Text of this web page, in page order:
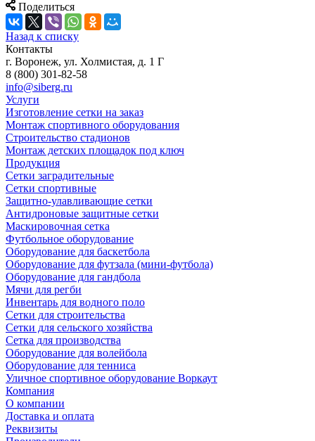
Поделиться
Назад к списку
Контакты
г. Воронеж, ул. Холмистая, д. 1 Г
8 (800) 301-82-58
info@siberg.ru
Услуги
Изготовление сетки на заказ
Монтаж спортивного оборудования
Строительство стадионов
Монтаж детских площадок под ключ
Продукция
Сетки заградительные
Сетки спортивные
Защитно-улавливающие сетки
Антидроновые защитные сетки
Маскировочная сетка
Футбольное оборудование
Оборудование для баскетбола
Оборудование для футзала (мини-футбола)
Оборудование для гандбола
Мячи для регби
Инвентарь для водного поло
Сетки для строительства
Сетки для сельского хозяйства
Сетка для производства
Оборудование для волейбола
Оборудование для тенниса
Уличное спортивное оборудование Воркаут
Компания
О компании
Доставка и оплата
Реквизиты